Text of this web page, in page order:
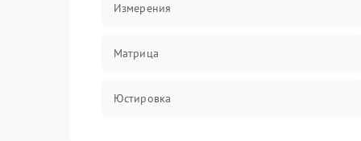
Измерения
Матрица
Юстировка